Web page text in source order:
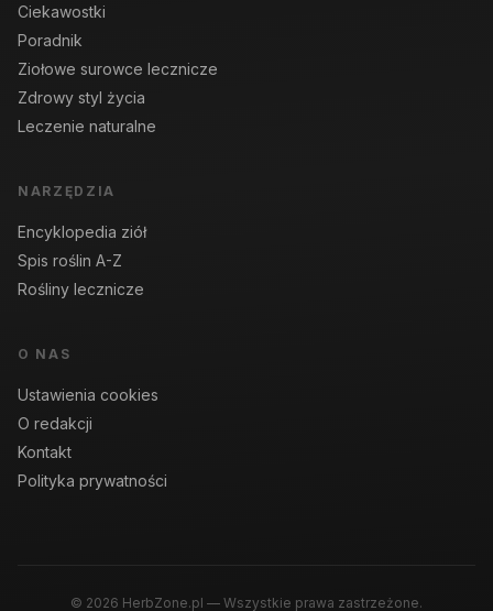
Ciekawostki
Poradnik
Ziołowe surowce lecznicze
Zdrowy styl życia
Leczenie naturalne
NARZĘDZIA
Encyklopedia ziół
Spis roślin A-Z
Rośliny lecznicze
O NAS
Ustawienia cookies
O redakcji
Kontakt
Polityka prywatności
© 2026 HerbZone.pl — Wszystkie prawa zastrzeżone.